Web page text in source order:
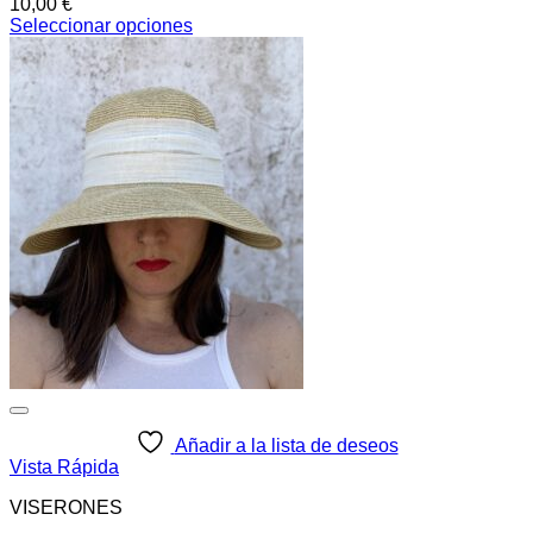
Seleccionar opciones
Este
producto
tiene
múltiples
variantes.
Las
opciones
se
pueden
elegir
en
la
página
de
producto
Añadir a la lista de deseos
Vista Rápida
VISERONES